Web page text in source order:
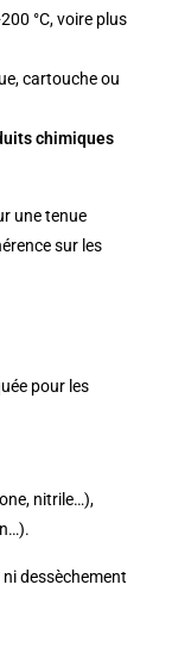
°C, voire plus
cartouche ou
chimiques
une tenue
sur les
pour les
nitrile…),
dessèchement